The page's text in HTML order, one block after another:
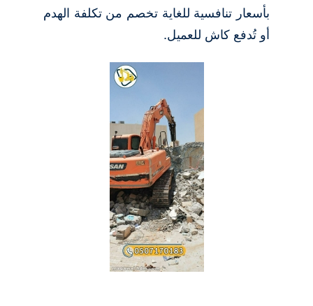
بأسعار تنافسية للغاية تخصم من تكلفة الهدم
أو تُدفع كاش للعميل.